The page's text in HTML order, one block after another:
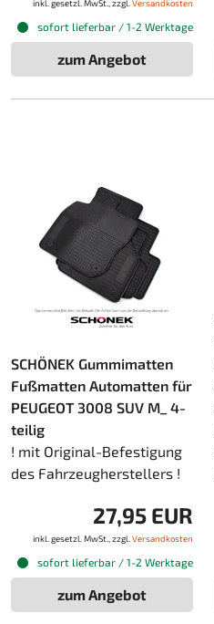
inkl. gesetzl. MwSt., zzgl. Versandkosten
sofort lieferbar / 1-2 Werktage
zum Angebot
SCHÖNEK Gummimatten
Fußmatten Automatten für
PEUGEOT 3008 SUV M_ 4-
teilig
! mit Original-Befestigung
des Fahrzeugherstellers !
27,95 EUR
inkl. gesetzl. MwSt., zzgl. Versandkosten
sofort lieferbar / 1-2 Werktage
zum Angebot